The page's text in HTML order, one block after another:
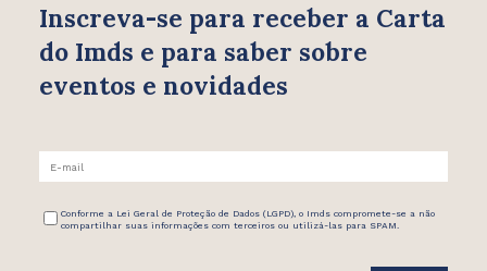
Inscreva-se para receber a Carta
do Imds e para saber sobre
eventos e novidades
Conforme a Lei Geral de Proteção de Dados (LGPD), o Imds compromete-se a não
compartilhar suas informações com terceiros ou utilizá-las para SPAM.